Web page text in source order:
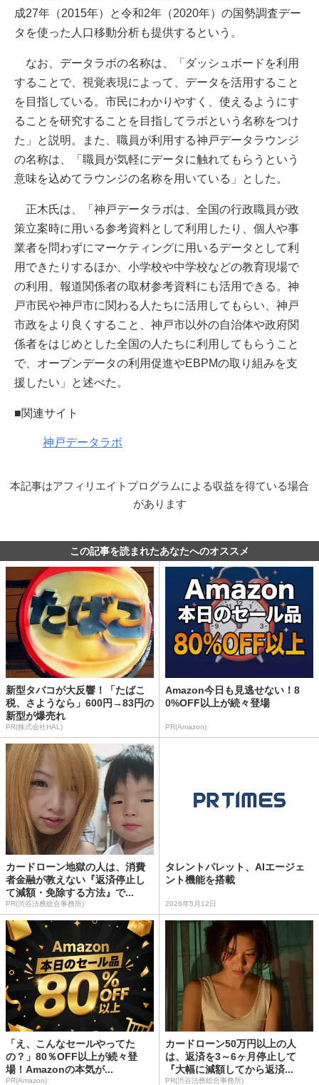
成27年（2015年）と令和2年（2020年）の国勢調査デー
タを使った人口移動分析も提供するという。
なお、データラボの名称は、「ダッシュボードを利用
することで、視覚表現によって、データを活用すること
を目指している。市民にわかりやすく、使えるようにす
ることを研究することを目指してラボという名称をつけ
た」と説明。また、職員が利用する神戸データラウンジ
の名称は、「職員が気軽にデータに触れてもらうという
意味を込めてラウンジの名称を用いている」とした。
正木氏は、「神戸データラボは、全国の行政職員が政
策立案時に用いる参考資料として利用したり、個人や事
業者を問わずにマーケティングに用いるデータとして利
用できたりするほか、小学校や中学校などの教育現場で
の利用、報道関係者の取材参考資料にも活用できる。神
戸市民や神戸市に関わる人たちに活用してもらい、神戸
市政をより良くすること、神戸市以外の自治体や政府関
係者をはじめとした全国の人たちに利用してもらうこと
で、オープンデータの利用促進やEBPMの取り組みを支
援したい」と述べた。
■関連サイト
神戸データラボ
本記事はアフィリエイトプログラムによる収益を得ている場合
があります
この記事を読まれたあなたへのオススメ
新型タバコが大反響！「たばこ
税、さようなら」600円→83円の
新型が爆売れ
PR(株式会社HAL)
Amazon今日も見逃せない！8
0%OFF以上が続々登場
PR(Amazon)
カードローン地獄の人は、消費
者金融が教えない『返済停止し
て減額・免除する方法』で...
PR(渋谷法務総合事務所)
タレントパレット、AIエージェ
ント機能を搭載
2026年5月12日
「え、こんなセールやってた
の？」80％OFF以上が続々登
場！Amazonの本気が...
PR(Amazon)
カードローン50万円以上の人
は、返済を3～6ヶ月停止して
『大幅に減額してから返済...
PR(渋谷法務総合事務所)